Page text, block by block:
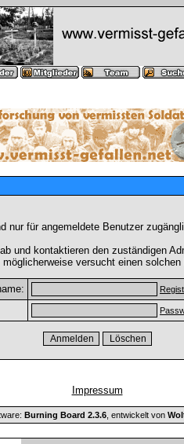
für angemeldete Benutzer
und kontaktieren den zuständigen
versucht einen
Impressum
Burning Board 2.3.6, entwickelt von